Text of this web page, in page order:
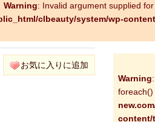
Warning: Invalid argument supplied
clbeauty/system/wp-
お気に入りに追加
Warning
foreach()
content/